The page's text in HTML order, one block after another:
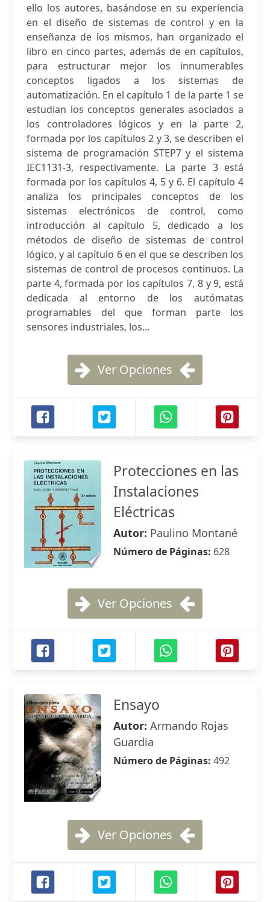
ello los autores, basándose en su experiencia
en el diseño de sistemas de control y en la
enseñanza de los mismos, han organizado el
libro en cinco partes, además de en capítulos,
para estructurar mejor los innumerables
conceptos ligados a los sistemas de
automatización. En el capítulo 1 de la parte 1 se
estudian los conceptos generales asociados a
los controladores lógicos y en la parte 2,
formada por los capítulos 2 y 3, se describen el
sistema de programación STEP7 y el sistema
IEC1131-3, respectivamente. La parte 3 está
formada por los capítulos 4, 5 y 6. El capítulo 4
analiza los principales conceptos de los
sistemas electrónicos de control, como
introducción al capítulo 5, dedicado a los
métodos de diseño de sistemas de control
lógico, y al capítulo 6 en el que se describen los
sistemas de control de procesos continuos. La
parte 4, formada por los capítulos 7, 8 y 9, está
dedicada al entorno de los autómatas
programables del que forman parte los
sensores industriales, los...
Ver Opciones
Protecciones en las
Instalaciones
Eléctricas
Autor: Paulino Montané
Número de Páginas: 628
Ver Opciones
Ensayo
Autor: Armando Rojas
Guardia
Número de Páginas: 492
Ver Opciones